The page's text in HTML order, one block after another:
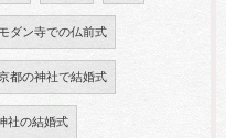
ダン寺での仏前式
都の神社で結婚式
社の結婚式